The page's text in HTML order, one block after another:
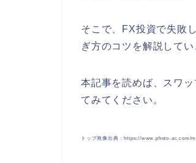
そこで、FX投資で失敗
ぎ方のコツを解説してい
本記事を読めば、スワ
てみてください。
トップ画像出典：https://www.photo-ac.com/